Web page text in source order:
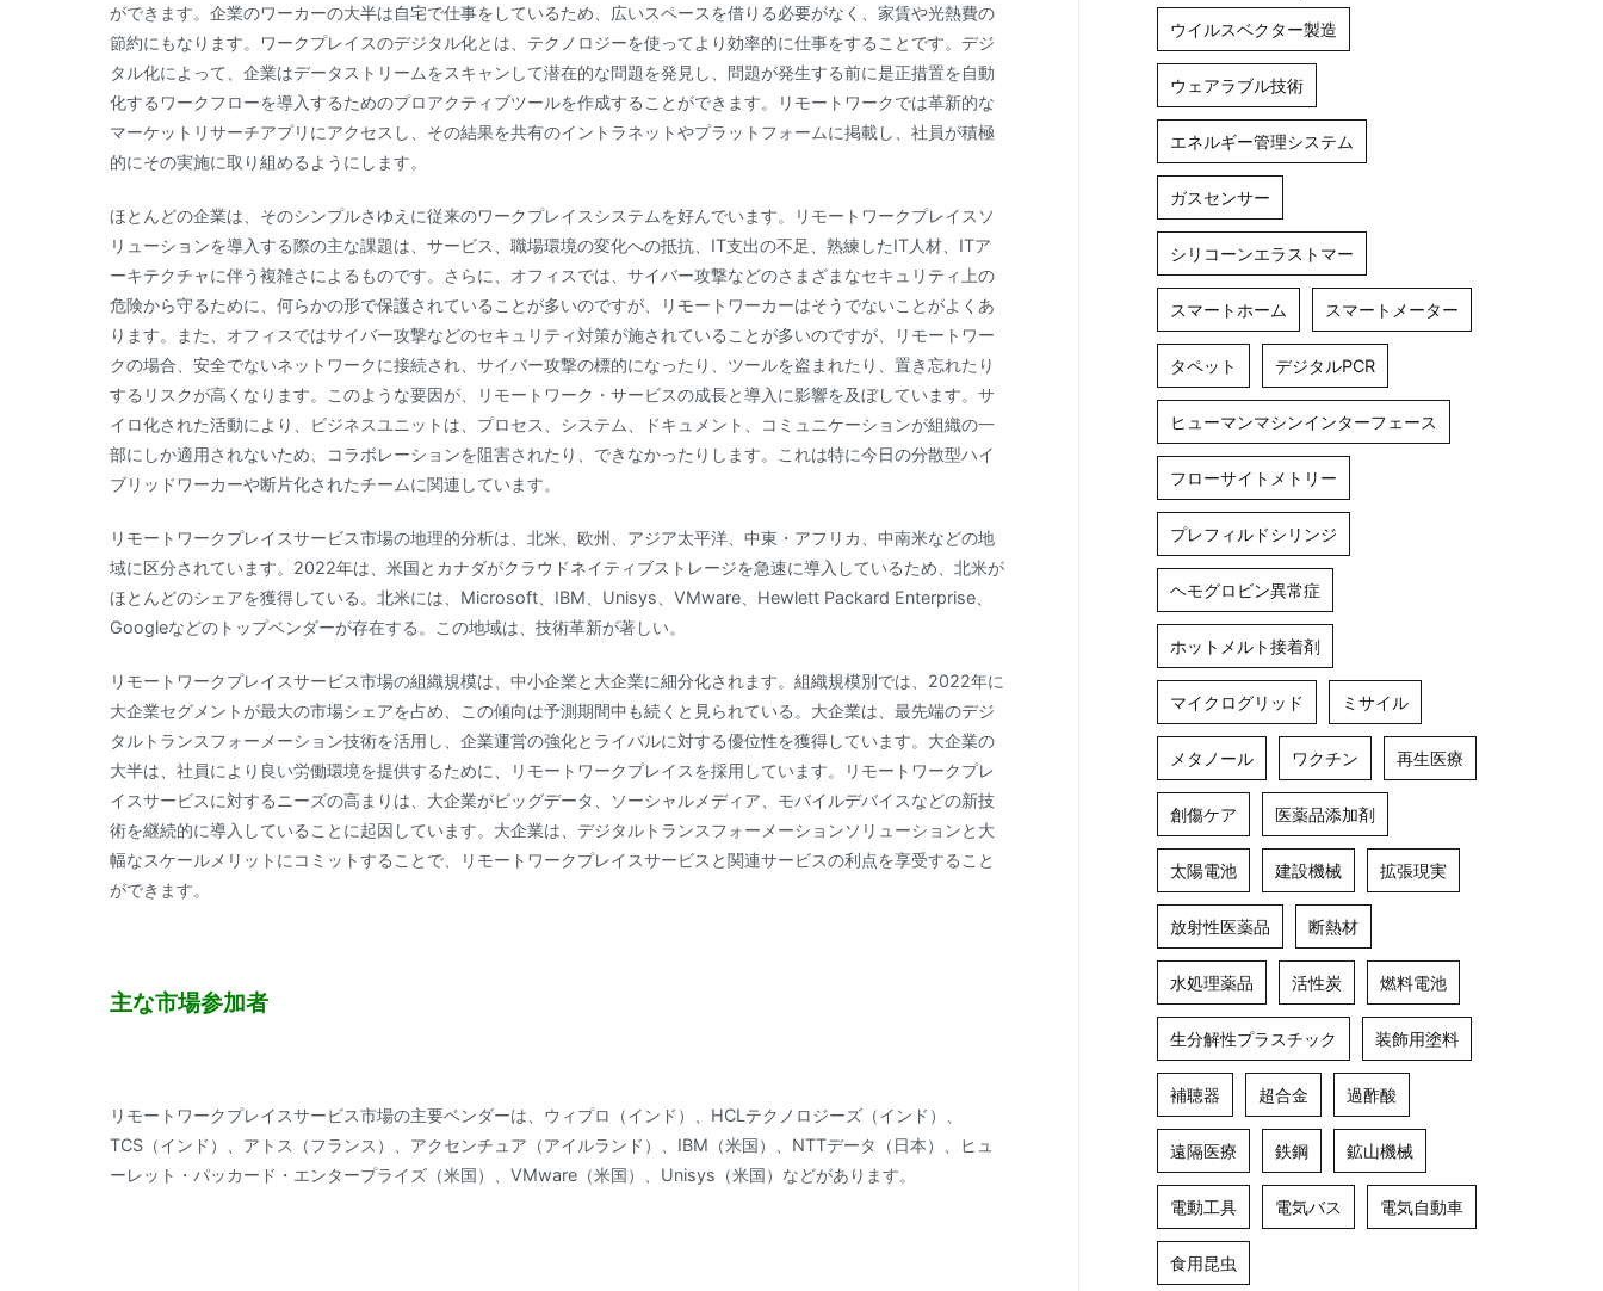
ができます。企業のワーカーの大半は自宅で仕事をしているため、広いスペースを借りる必要がなく、家賃や光熱費の
節約にもなります。ワークプレイスのデジタル化とは、テクノロジーを使ってより効率的に仕事をすることです。デジ
タル化によって、企業はデータストリームをスキャンして潜在的な問題を発見し、問題が発生する前に是正措置を自動
化するワークフローを導入するためのプロアクティブツールを作成することができます。リモートワークでは革新的な
マーケットリサーチアプリにアクセスし、その結果を共有のイントラネットやプラットフォームに掲載し、社員が積極
的にその実施に取り組めるようにします。
ほとんどの企業は、そのシンプルさゆえに従来のワークプレイスシステムを好んでいます。リモートワークプレイスソ
リューションを導入する際の主な課題は、サービス、職場環境の変化への抵抗、IT支出の不足、熟練したIT人材、ITア
ーキテクチャに伴う複雑さによるものです。さらに、オフィスでは、サイバー攻撃などのさまざまなセキュリティ上の
危険から守るために、何らかの形で保護されていることが多いのですが、リモートワーカーはそうでないことがよくあ
ります。また、オフィスではサイバー攻撃などのセキュリティ対策が施されていることが多いのですが、リモートワー
クの場合、安全でないネットワークに接続され、サイバー攻撃の標的になったり、ツールを盗まれたり、置き忘れたり
するリスクが高くなります。このような要因が、リモートワーク・サービスの成長と導入に影響を及ぼしています。サ
イロ化された活動により、ビジネスユニットは、プロセス、システム、ドキュメント、コミュニケーションが組織の一
部にしか適用されないため、コラボレーションを阻害されたり、できなかったりします。これは特に今日の分散型ハイ
ブリッドワーカーや断片化されたチームに関連しています。
リモートワークプレイスサービス市場の地理的分析は、北米、欧州、アジア太平洋、中東・アフリカ、中南米などの地
域に区分されています。2022年は、米国とカナダがクラウドネイティブストレージを急速に導入しているため、北米が
ほとんどのシェアを獲得している。北米には、Microsoft、IBM、Unisys、VMware、Hewlett Packard Enterprise、
Googleなどのトップベンダーが存在する。この地域は、技術革新が著しい。
リモートワークプレイスサービス市場の組織規模は、中小企業と大企業に細分化されます。組織規模別では、2022年に
大企業セグメントが最大の市場シェアを占め、この傾向は予測期間中も続くと見られている。大企業は、最先端のデジ
タルトランスフォーメーション技術を活用し、企業運営の強化とライバルに対する優位性を獲得しています。大企業の
大半は、社員により良い労働環境を提供するために、リモートワークプレイスを採用しています。リモートワークプレ
イスサービスに対するニーズの高まりは、大企業がビッグデータ、ソーシャルメディア、モバイルデバイスなどの新技
術を継続的に導入していることに起因しています。大企業は、デジタルトランスフォーメーションソリューションと大
幅なスケールメリットにコミットすることで、リモートワークプレイスサービスと関連サービスの利点を享受すること
ができます。
主な市場参加者
リモートワークプレイスサービス市場の主要ベンダーは、ウィプロ（インド）、HCLテクノロジーズ（インド）、
TCS（インド）、アトス（フランス）、アクセンチュア（アイルランド）、IBM（米国）、NTTデータ（日本）、ヒュ
ーレット・パッカード・エンタープライズ（米国）、VMware（米国）、Unisys（米国）などがあります。
ウイルスベクター製造
ウェアラブル技術
エネルギー管理システム
ガスセンサー
シリコーンエラストマー
スマートホーム スマートメーター
タペット デジタルPCR
ヒューマンマシンインターフェース
フローサイトメトリー
プレフィルドシリンジ
ヘモグロビン異常症
ホットメルト接着剤
マイクログリッド ミサイル
メタノール ワクチン 再生医療
創傷ケア 医薬品添加剤
太陽電池 建設機械 拡張現実
放射性医薬品 断熱材
水処理薬品 活性炭 燃料電池
生分解性プラスチック 装飾用塗料
補聴器 超合金 過酢酸
遠隔医療 鉄鋼 鉱山機械
電動工具 電気バス 電気自動車
食用昆虫